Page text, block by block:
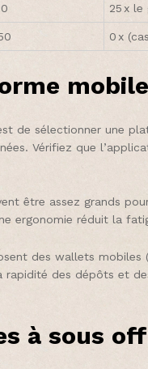
25 x le
0 x
de sélectionner une
Vérifiez que
être assez grands
ergonomie réduit la
des wallets mobiles
des dépôts et
à sous